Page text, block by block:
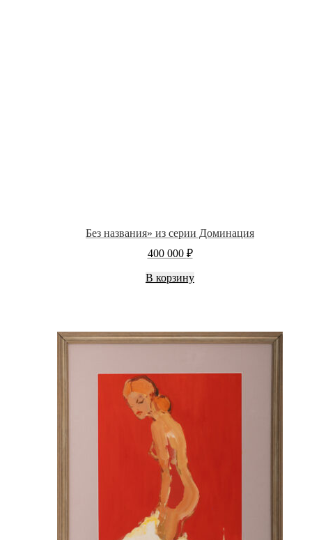
Без названия» из серии Доминация
400 000 ₽
В корзину